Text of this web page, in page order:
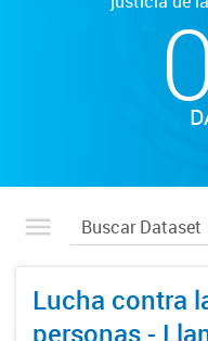
Lucha contra
personas -